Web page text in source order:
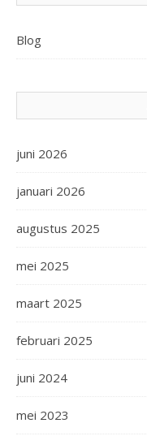
Blog
juni 2026
januari 2026
augustus 2025
mei 2025
maart 2025
februari 2025
juni 2024
mei 2023